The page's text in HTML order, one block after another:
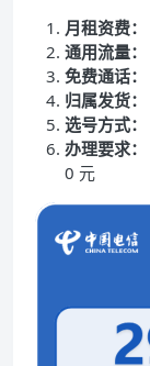
月租资费：
通用流量：
免费通话：
归属发货：
选号方式：
办理要求：
0 元